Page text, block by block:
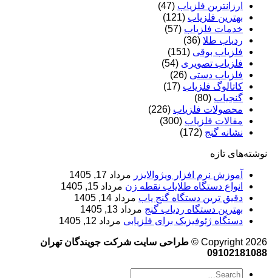
ارزانترین فلزیاب (47)
بهترین فلزیاب (121)
خدمات فلزیاب (57)
ردیاب طلا (36)
فلزیاب بوقی (151)
فلزیاب تصویری (54)
فلزیاب دستی (26)
کاتالوگ فلزیاب (17)
گنجیاب (80)
محصولات فلزیاب (226)
مقالات فلزیاب (300)
نشانه گنج (172)
نوشته‌های تازه
آموزش نرم‌ افزار ویژوالایزر مرداد 17, 1405
انواع دستگاه طلایاب نقطه زن مرداد 15, 1405
دقیق ترین دستگاه گنج یاب مرداد 14, 1405
بهترین دستگاه ردیاب گنج مرداد 13, 1405
دستگاه ژئوفیزیک برای فلزیابی مرداد 12, 1405
Copyright 2026 ©
طراحی سایت شرکت جویندگان تهران
09102181088